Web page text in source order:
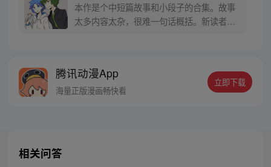
本作是个中短篇故事和小段子的合集。故事
太多内容太杂，很难一句话概括。新读者可
腾讯动漫App
海量正版漫画畅快看
立即下载
相关问答